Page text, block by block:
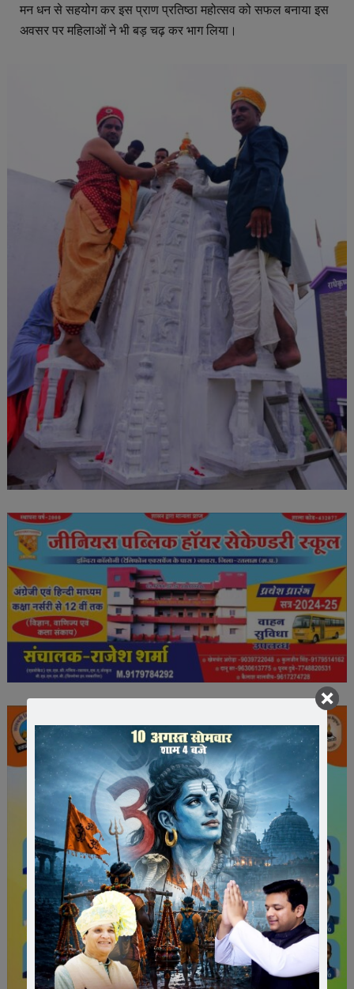
मन धन से सहयोग कर इस प्राण प्रतिष्ठा महोत्सव को सफल बनाया इस
अवसर पर महिलाओं ने भी बड़ चढ़ कर भाग लिया।